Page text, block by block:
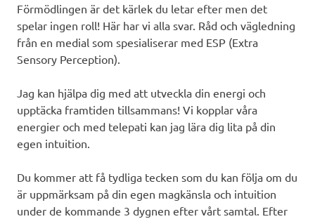
Förmödlingen är det kärlek du letar efter men det
spelar ingen roll! Här har vi alla svar. Råd och vägledning
från en medial som spesialiserar med ESP (Extra
Sensory Perception).
Jag kan hjälpa dig med att utveckla din energi och
upptäcka framtiden tillsammans! Vi kopplar våra
energier och med telepati kan jag lära dig lita på din
egen intuition.
Du kommer att få tydliga tecken som du kan följa om du
är uppmärksam på din egen magkänsla och intuition
under de kommande 3 dygnen efter vårt samtal. Efter